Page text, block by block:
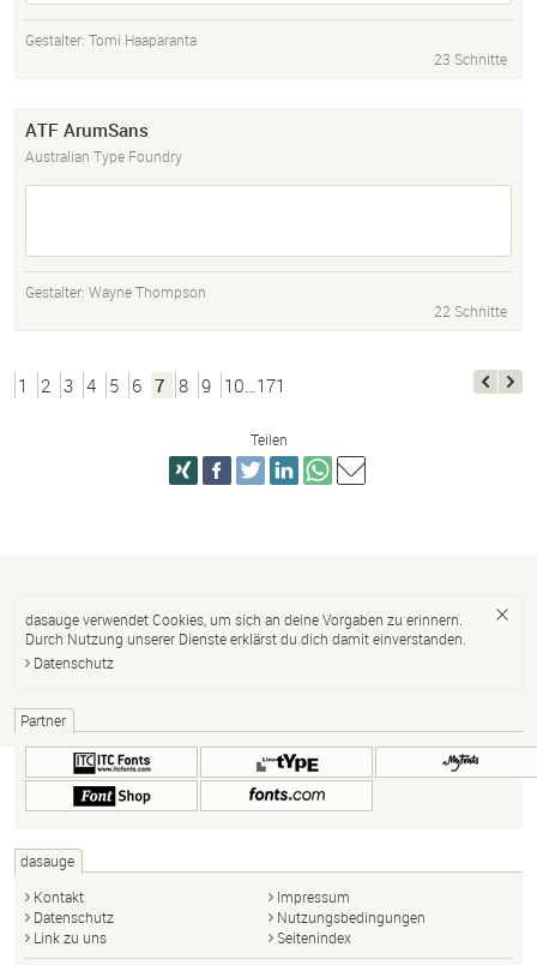
Gestalter: Tomi Haaparanta
23 Schnitte
ATF ArumSans
Australian Type Foundry
Gestalter: Wayne Thompson
22 Schnitte
1 2 3 4 5 6 7 8 9 10…171
Teilen
dasauge verwendet Cookies, um sich an deine Vorgaben zu erinnern.
Durch Nutzung unserer Dienste erklärst du dich damit einverstanden.
Datenschutz
Partner
dasauge
Kontakt
Impressum
Datenschutz
Nutzungsbedingungen
Link zu uns
Seitenindex